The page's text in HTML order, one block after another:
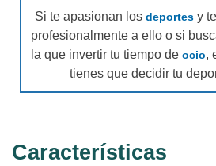
Si te apasionan los deportes y
profesionalmente a ello o si
la que invertir tu tiempo de ocio,
tienes que decidir tu
Características